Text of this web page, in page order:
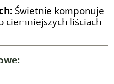
Świetnie komponuje
ciemniejszych liściach